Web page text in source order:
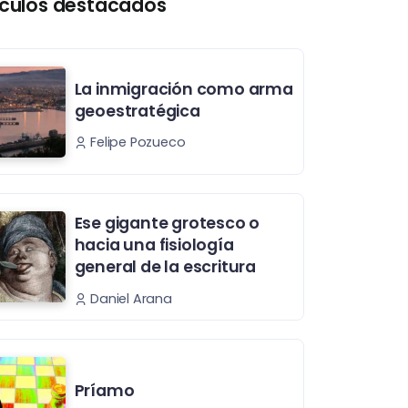
La inmigración como arma
geoestratégica
Felipe Pozueco
Ese gigante grotesco o
hacia una fisiología
general de la escritura
Daniel Arana
Príamo